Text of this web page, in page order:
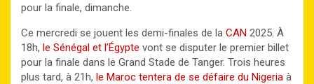
pour la finale, dimanche.
Ce mercredi se jouent les demi-finales de la CAN 2025. À
18h, le Sénégal et l’Égypte vont se disputer le premier billet
pour la finale dans le Grand Stade de Tanger. Trois heures
plus tard, à 21h, le Maroc tentera de se défaire du Nigeria à